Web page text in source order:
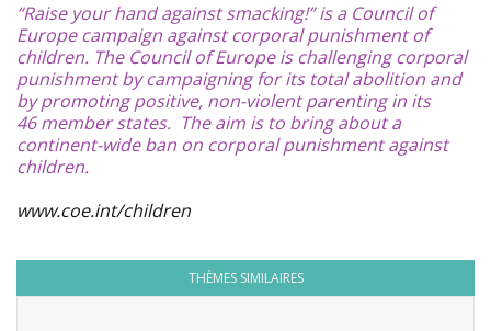
“Raise your hand against smacking!” is a Council of
Europe campaign against corporal punishment of
children. The Council of Europe is challenging corporal
punishment by campaigning for its total abolition and
by promoting positive, non-violent parenting in its
46 member states. The aim is to bring about a
continent-wide ban on corporal punishment against
children.
www.coe.int/children
THÈMES SIMILAIRES